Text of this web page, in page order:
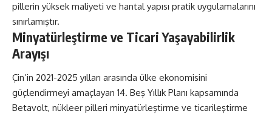
pillerin yüksek maliyeti ve hantal yapısı pratik uygulamalarını
sınırlamıştır.
Minyatürleştirme ve Ticari Yaşayabilirlik
Arayışı
Çin’in 2021-2025 yılları arasında ülke ekonomisini
güçlendirmeyi amaçlayan 14. Beş Yıllık Planı kapsamında
Betavolt, nükleer pilleri minyatürleştirme ve ticarileştirme